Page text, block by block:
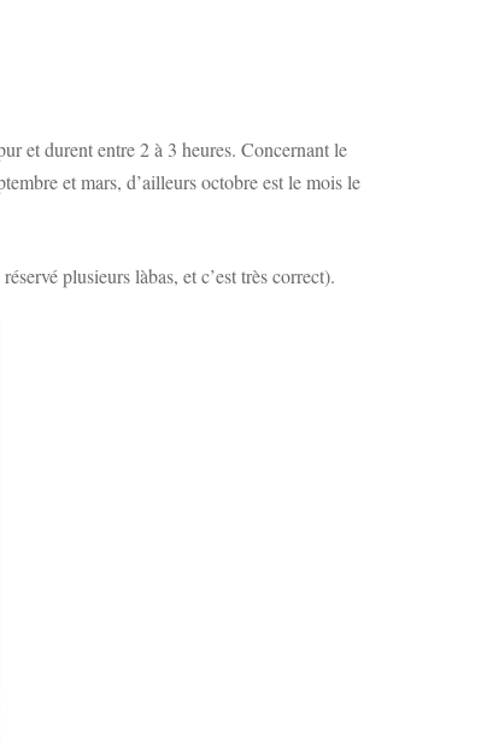
et durent entre 2 à 3 heures. Concernant le
et mars, d’ailleurs octobre est le mois le
plusieurs làbas, et c’est très correct).